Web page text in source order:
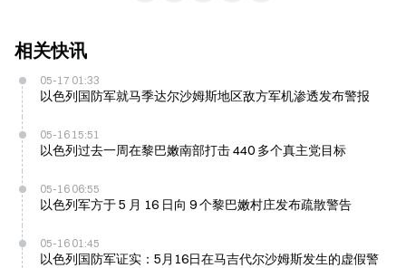
相关快讯
05-17 01:33
以色列国防军就马季达尔沙姆斯地区敌方军机渗透发布警报
05-16 15:51
以色列过去一周在黎巴嫩南部打击 440 多个真主党目标
05-16 06:55
以色列军方于 5 月 16 日向 9 个黎巴嫩村庄发布疏散警告
05-16 01:45
以色列国防军证实：5月16日在马吉代尔沙姆斯发生的虚假警